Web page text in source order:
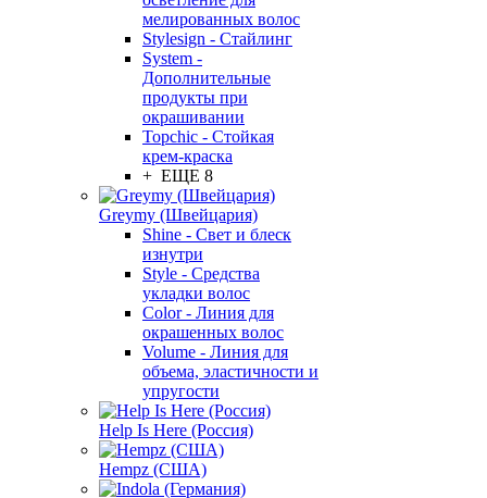
мелированных волос
Stylesign - Стайлинг
System -
Дополнительные
продукты при
окрашивании
Topchic - Стойкая
крем-краска
+ ЕЩЕ 8
Greymy (Швейцария)
Shine - Свет и блеск
изнутри
Style - Средства
укладки волос
Color - Линия для
окрашенных волос
Volume - Линия для
объема, эластичности и
упругости
Help Is Here (Россия)
Hempz (США)